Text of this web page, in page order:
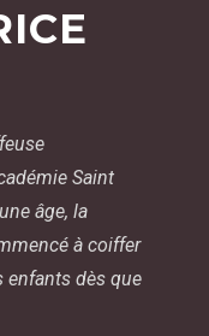
Saint
âge, la
à coiffer
enfants dès que